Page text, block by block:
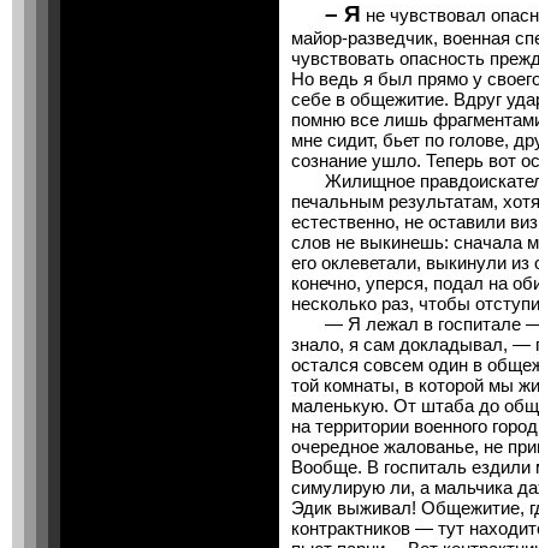
– Я не чувствовал
майор-разведчик, военная
чувствовать опасность
Но ведь я был прямо у
себе в общежитие. Вдруг
помню все лишь
мне сидит, бьет по голове,
сознание ушло. Теперь вот
Жилищное
печальным результатам,
естественно, не оставили
слов не выкинешь: сначала
его оклеветали, выкинули
конечно, уперся, подал на
несколько раз, чтобы
— Я лежал в госпитале —
знало, я сам докладывал, —
остался совсем один в
той комнаты, в которой мы
маленькую. От штаба до
на территории военного
очередное жалованье, не
Вообще. В госпиталь ездили
симулирую ли, а мальчика
Эдик выживал! Общежитие,
контрактников — тут